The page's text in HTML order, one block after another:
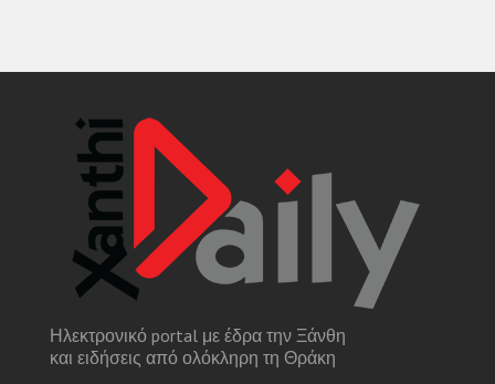
Ηλεκτρονικό portal με έδρα την Ξάνθη
και ειδήσεις από ολόκληρη τη Θράκη